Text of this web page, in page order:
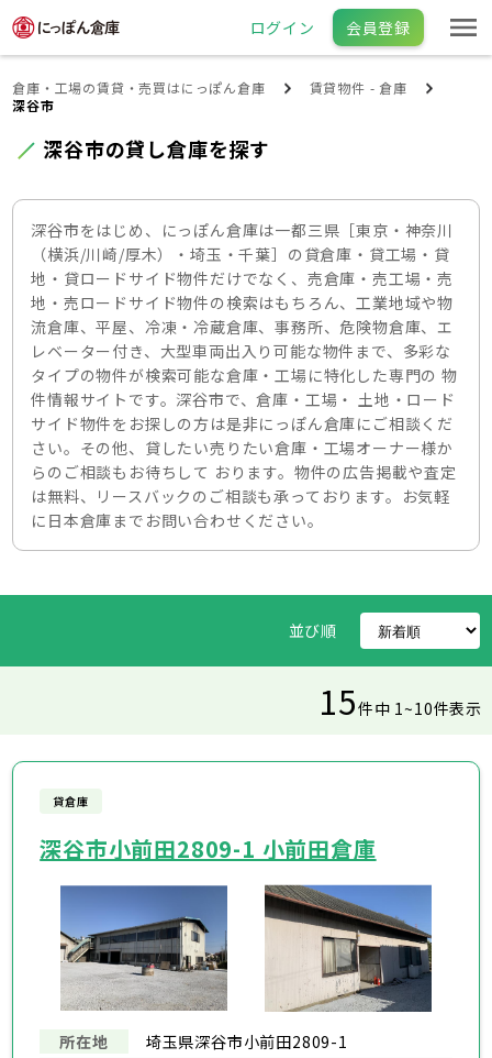
ログイン 会員登録
倉庫・工場の賃貸・売買はにっぽん倉庫
賃貸物件 - 倉庫
深谷市
深谷市の貸し倉庫を探す
深谷市をはじめ、にっぽん倉庫は一都三県［東京・神奈川
（横浜/川崎/厚木）・埼玉・千葉］の貸倉庫・貸工場・貸
地・貸ロードサイド物件だけでなく、売倉庫・売工場・売
地・売ロードサイド物件の検索はもちろん、工業地域や物
流倉庫、平屋、冷凍・冷蔵倉庫、事務所、危険物倉庫、エ
レベーター付き、大型車両出入り可能な物件まで、多彩な
タイプの物件が検索可能な倉庫・工場に特化した専門の 物
件情報サイトです。深谷市で、倉庫・工場・ 土地・ロード
サイド物件をお探しの方は是非にっぽん倉庫にご相談くだ
さい。その他、貸したい売りたい倉庫・工場オーナー様か
らのご相談もお待ちして おります。物件の広告掲載や査定
は無料、リースバックのご相談も承っております。お気軽
に日本倉庫までお問い合わせください。
並び順
15件中 1~10件表示
貸倉庫
深谷市小前田2809-1 小前田倉庫
所在地
埼玉県深谷市小前田2809-1